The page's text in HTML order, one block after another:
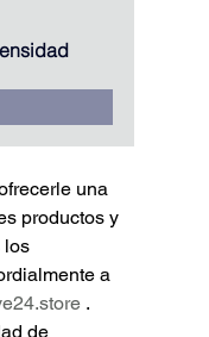
una
productos y
los
a
.
de